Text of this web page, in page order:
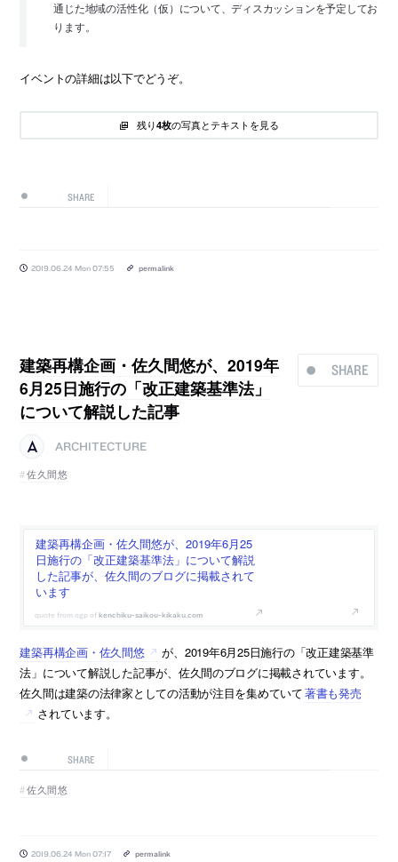
通じた地域の活性化（仮）について、ディスカッションを予定してお
ります。
イベントの詳細は以下でどうぞ。
残り4枚の写真とテキストを見る
SHARE
2019.06.24 Mon 07:55 permalink
SHARE
建築再構企画・佐久間悠が、2019年
6月25日施行の「改正建築基準法」
について解説した記事
ARCHITECTURE
佐久間悠
建築再構企画・佐久間悠が、2019年6月25
日施行の「改正建築基準法」について解説
した記事が、佐久間のブログに掲載されて
います
kenchiku-saikou-kikaku.com
建築再構企画・佐久間悠
が、2019年6月25日施行の「改正建築基準
法」について解説した記事が、佐久間のブログに掲載されています。
佐久間は建築の法律家としての活動が注目を集めていて著書も発売
されています。
SHARE
佐久間悠
2019.06.24 Mon 07:17 permalink